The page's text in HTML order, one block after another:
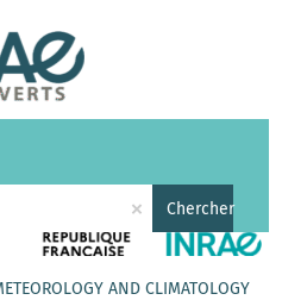
× Chercher
AND CLIMATOLOGY